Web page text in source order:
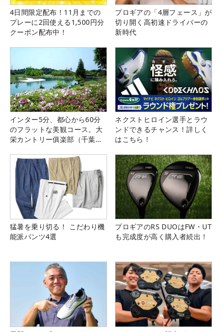
4日間限定配布！11月までの
プレーに2回使える1,500円分
クーポン配布中！
プロギアの「4層フェース」が
切り開く高初速ドライバーの
新時代
インター5分、都心から60分
のフラットな美観コース。大
栄カントリー俱楽部（千葉
ネクストヒロイン選手とラウ
ンドできるチャンス！詳しく
はこちら！
猛暑を乗り切る！ こだわり機
能派パンツ4選
プロギアのRS DUOはFW・UT
も完成度が高く購入者続出！